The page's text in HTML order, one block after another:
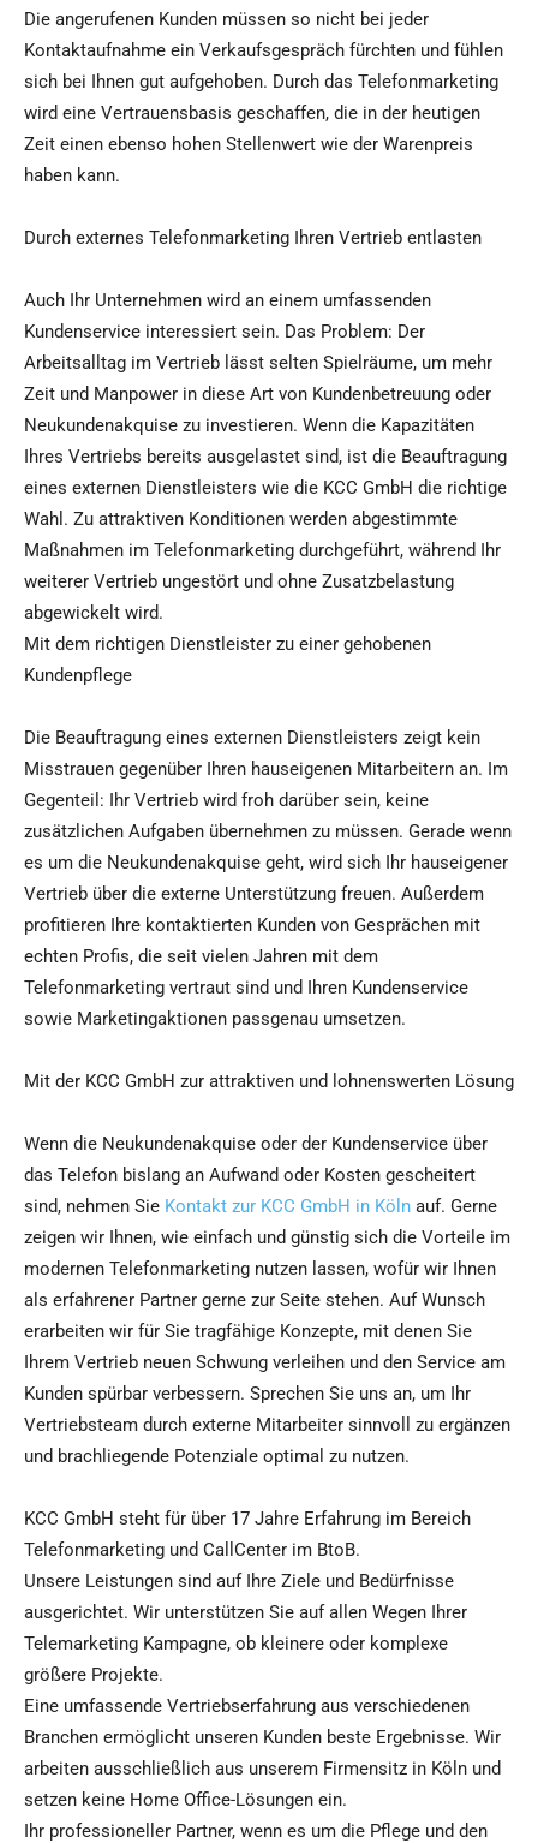
Die angerufenen Kunden müssen so nicht bei jeder
Kontaktaufnahme ein Verkaufsgespräch fürchten und fühlen
sich bei Ihnen gut aufgehoben. Durch das Telefonmarketing
wird eine Vertrauensbasis geschaffen, die in der heutigen
Zeit einen ebenso hohen Stellenwert wie der Warenpreis
haben kann.
Durch externes Telefonmarketing Ihren Vertrieb entlasten
Auch Ihr Unternehmen wird an einem umfassenden
Kundenservice interessiert sein. Das Problem: Der
Arbeitsalltag im Vertrieb lässt selten Spielräume, um mehr
Zeit und Manpower in diese Art von Kundenbetreuung oder
Neukundenakquise zu investieren. Wenn die Kapazitäten
Ihres Vertriebs bereits ausgelastet sind, ist die Beauftragung
eines externen Dienstleisters wie die KCC GmbH die richtige
Wahl. Zu attraktiven Konditionen werden abgestimmte
Maßnahmen im Telefonmarketing durchgeführt, während Ihr
weiterer Vertrieb ungestört und ohne Zusatzbelastung
abgewickelt wird.
Mit dem richtigen Dienstleister zu einer gehobenen
Kundenpflege
Die Beauftragung eines externen Dienstleisters zeigt kein
Misstrauen gegenüber Ihren hauseigenen Mitarbeitern an. Im
Gegenteil: Ihr Vertrieb wird froh darüber sein, keine
zusätzlichen Aufgaben übernehmen zu müssen. Gerade wenn
es um die Neukundenakquise geht, wird sich Ihr hauseigener
Vertrieb über die externe Unterstützung freuen. Außerdem
profitieren Ihre kontaktierten Kunden von Gesprächen mit
echten Profis, die seit vielen Jahren mit dem
Telefonmarketing vertraut sind und Ihren Kundenservice
sowie Marketingaktionen passgenau umsetzen.
Mit der KCC GmbH zur attraktiven und lohnenswerten Lösung
Wenn die Neukundenakquise oder der Kundenservice über
das Telefon bislang an Aufwand oder Kosten gescheitert
sind, nehmen Sie Kontakt zur KCC GmbH in Köln auf. Gerne
zeigen wir Ihnen, wie einfach und günstig sich die Vorteile im
modernen Telefonmarketing nutzen lassen, wofür wir Ihnen
als erfahrener Partner gerne zur Seite stehen. Auf Wunsch
erarbeiten wir für Sie tragfähige Konzepte, mit denen Sie
Ihrem Vertrieb neuen Schwung verleihen und den Service am
Kunden spürbar verbessern. Sprechen Sie uns an, um Ihr
Vertriebsteam durch externe Mitarbeiter sinnvoll zu ergänzen
und brachliegende Potenziale optimal zu nutzen.
KCC GmbH steht für über 17 Jahre Erfahrung im Bereich
Telefonmarketing und CallCenter im BtoB.
Unsere Leistungen sind auf Ihre Ziele und Bedürfnisse
ausgerichtet. Wir unterstützen Sie auf allen Wegen Ihrer
Telemarketing Kampagne, ob kleinere oder komplexe
größere Projekte.
Eine umfassende Vertriebserfahrung aus verschiedenen
Branchen ermöglicht unseren Kunden beste Ergebnisse. Wir
arbeiten ausschließlich aus unserem Firmensitz in Köln und
setzen keine Home Office-Lösungen ein.
Ihr professioneller Partner, wenn es um die Pflege und den